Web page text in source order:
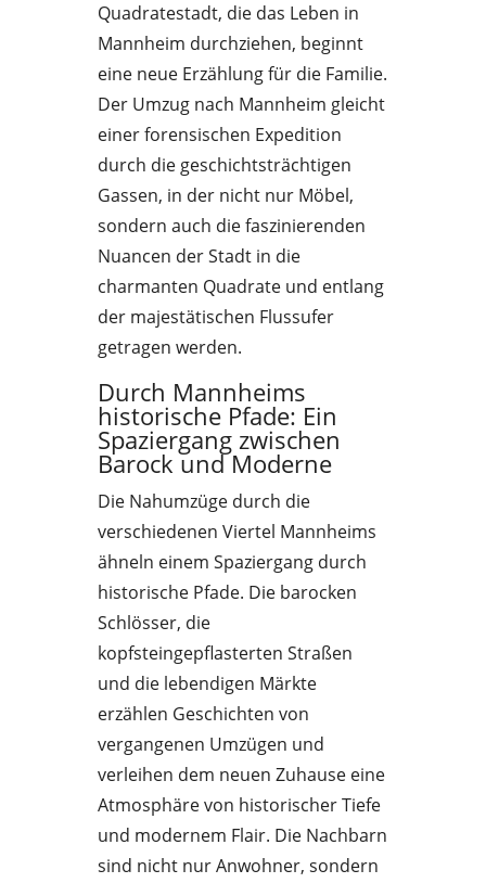
Quadratestadt, die das Leben in
Mannheim durchziehen, beginnt
eine neue Erzählung für die Familie.
Der Umzug nach Mannheim gleicht
einer forensischen Expedition
durch die geschichtsträchtigen
Gassen, in der nicht nur Möbel,
sondern auch die faszinierenden
Nuancen der Stadt in die
charmanten Quadrate und entlang
der majestätischen Flussufer
getragen werden.
Durch Mannheims
historische Pfade: Ein
Spaziergang zwischen
Barock und Moderne
Die Nahumzüge durch die
verschiedenen Viertel Mannheims
ähneln einem Spaziergang durch
historische Pfade. Die barocken
Schlösser, die
kopfsteingepflasterten Straßen
und die lebendigen Märkte
erzählen Geschichten von
vergangenen Umzügen und
verleihen dem neuen Zuhause eine
Atmosphäre von historischer Tiefe
und modernem Flair. Die Nachbarn
sind nicht nur Anwohner, sondern